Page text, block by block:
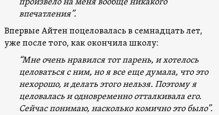
впечатления”.
Впервые Айтен поцеловалась в семнадцать лет,
уже после того, как окончила школу:
“Мне очень нравился тот парень, и хотелось
целоваться с ним, но я все еще думала, что это
нехорошо, и делать этого нельзя. Поэтому я
целовалась и одновременно отталкивала его.
Сейчас понимаю, насколько комично это было”.